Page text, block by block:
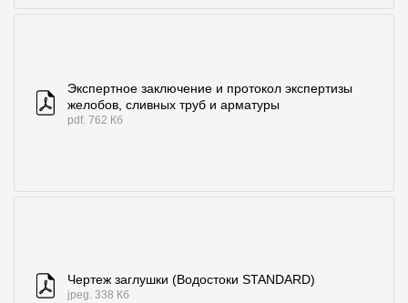
Экспертное заключение и протокол экспертизы
желобов, сливных труб и арматуры
pdf. 762 Кб
Чертеж заглушки (Водостоки STANDARD)
jpeg. 338 Кб